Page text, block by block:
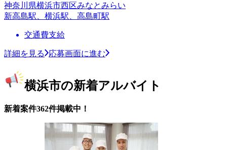
神奈川県横浜市西区みなとみらい
新高島駅、横浜駅、高島町駅
交通費支給
詳細を見る 応募画面に進む
横浜市の新着アルバイト
新着案件362件掲載中！